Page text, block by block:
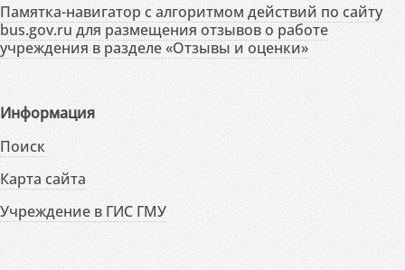
Памятка-навигатор с алгоритмом действий по сайту
bus.gov.ru для размещения отзывов о работе
учреждения в разделе «Отзывы и оценки»
Информация
Поиск
Карта сайта
Учреждение в ГИС ГМУ